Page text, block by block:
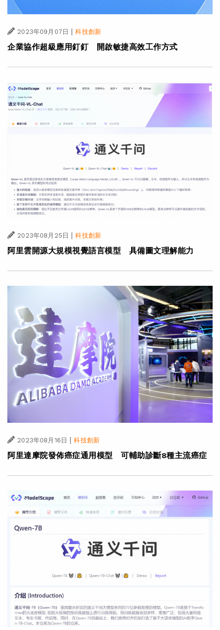
2023年09月07日 | 科技創新
企業協作超級應用釘釘 開啟敏捷高效工作方式
2023年08月25日 | 科技創新
阿里雲開源大規模視覺語言模型 具備圖文理解能力
2023年08月16日 | 科技創新
阿里達摩院發佈癌症通用模型 可輔助診斷8種主流癌症